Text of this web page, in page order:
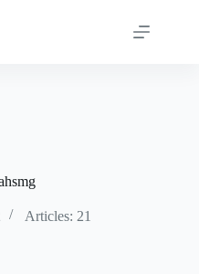
Articles: 21